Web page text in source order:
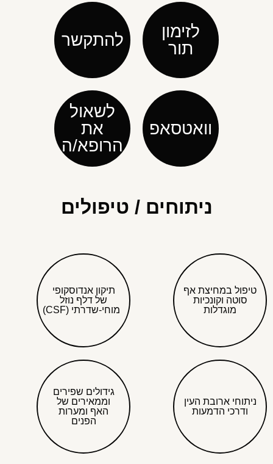
לזימון
תור
להתקשר
וואטסאפ
לשאול
את
הרופא/ה
ניתוחים / טיפולים
טיפול במחיצת אף
סוטה וקונכיות
מוגדלות
תיקון אנדוסקופי
של דלף נוזל
מוחי-שדרתי (CSF)
ניתוחי ארובת העין
ודרכי הדמעות
גידולים שפירים
וממאירים של
האף ומערות
הפנים